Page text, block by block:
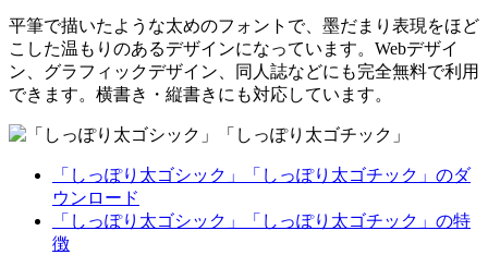
平筆で描いたような太めのフォントで、墨だまり表現をほど
こした温もりのあるデザインになっています。Webデザイ
ン、グラフィックデザイン、同人誌などにも完全無料で利用
できます。横書き・縦書きにも対応しています。
「しっぽり太ゴシック」「しっぽり太ゴチック」のダ
ウンロード
「しっぽり太ゴシック」「しっぽり太ゴチック」の特
徴